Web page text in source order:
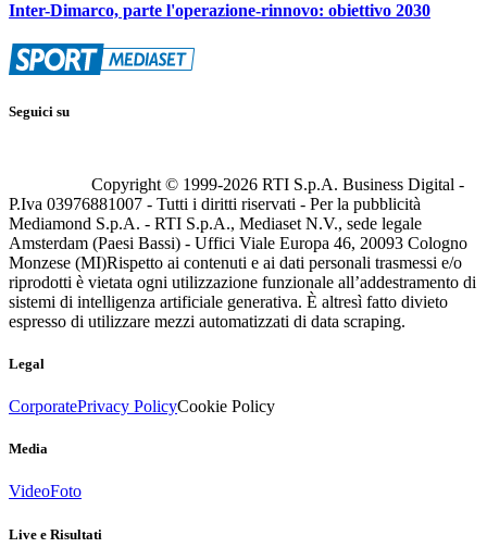
Inter-Dimarco, parte l'operazione-rinnovo: obiettivo 2030
Seguici su
Copyright © 1999-2026 RTI S.p.A. Business Digital -
P.Iva 03976881007 - Tutti i diritti riservati - Per la pubblicità
Mediamond S.p.A. - RTI S.p.A., Mediaset N.V., sede legale
Amsterdam (Paesi Bassi) - Uffici Viale Europa 46, 20093 Cologno
Monzese (MI)Rispetto ai contenuti e ai dati personali trasmessi e/o
riprodotti è vietata ogni utilizzazione funzionale all’addestramento di
sistemi di intelligenza artificiale generativa. È altresì fatto divieto
espresso di utilizzare mezzi automatizzati di data scraping.
Legal
CorporatePrivacy PolicyCookie Policy
Media
VideoFoto
Live e Risultati